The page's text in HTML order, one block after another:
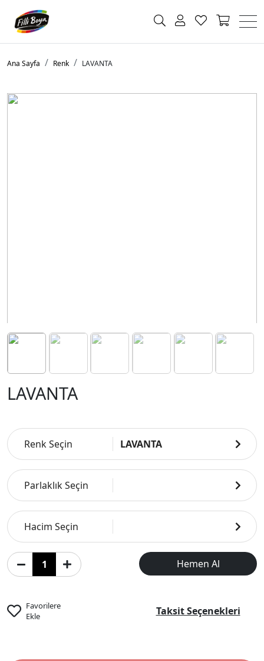
Ana Sayfa Renk LAVANTA
LAVANTA
Renk Seçin LAVANTA
Parlaklık Seçin
Hacim Seçin
Hemen Al
Favorilere
Ekle
Taksit Seçenekleri